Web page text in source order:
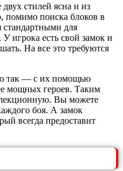
стилей ясна и из
помимо поиска блоков в
стандартными для
игрока есть свой замок и
На все это требуются
так — с их помощью
мощных героев. Таким
Вы можете
боя. А замок
всегда предоставит